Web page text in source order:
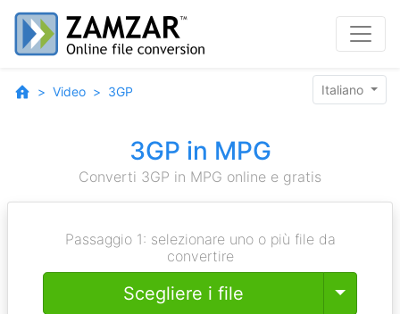
Video 3GP Italiano
3GP in MPG
Converti 3GP in MPG online e gratis
Passaggio 1: selezionare uno o più file da
convertire
Scegliere i file Toggle